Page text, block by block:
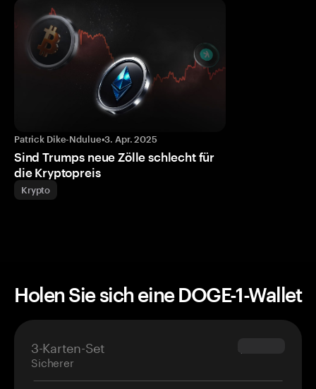
Patrick Dike-Ndulue•3. Apr. 2025
Sind Trumps neue Zölle schlecht für
die Kryptopreis
Krypto
Holen Sie sich eine DOGE-1-Wallet
3-Karten-Set
Sicherer
$69.90